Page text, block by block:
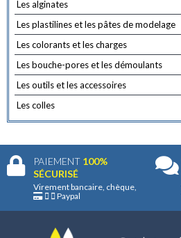
Les alginates
Les plastilines et les pâtes de modelage
Les colorants et les charges
Les bouche-pores et les démoulants
Les outils et les accessoires
Les colles
PAIEMENT 100%
SÉCURISÉ
Virement bancaire, chèque,
Paypal